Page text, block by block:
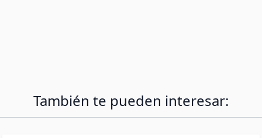
También te pueden interesar: